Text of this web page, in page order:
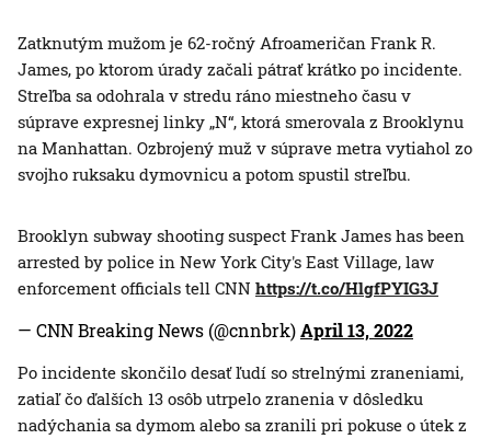
Zatknutým mužom je 62-ročný Afroameričan Frank R.
James, po ktorom úrady začali pátrať krátko po incidente.
Streľba sa odohrala v stredu ráno miestneho času v
súprave expresnej linky „N“, ktorá smerovala z Brooklynu
na Manhattan. Ozbrojený muž v súprave metra vytiahol zo
svojho ruksaku dymovnicu a potom spustil streľbu.
Brooklyn subway shooting suspect Frank James has been
arrested by police in New York City's East Village, law
enforcement officials tell CNN https://t.co/HlgfPYIG3J
— CNN Breaking News (@cnnbrk)April 13, 2022
Po incidente skončilo desať ľudí so strelnými zraneniami,
zatiaľ čo ďalších 13 osôb utrpelo zranenia v dôsledku
nadýchania sa dymom alebo sa zranili pri pokuse o útek z